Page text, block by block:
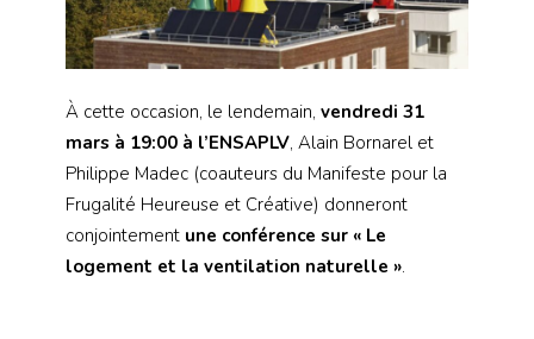
À cette occasion, le lendemain, vendredi 31
mars à 19:00 à l’ENSAPLV, Alain Bornarel et
Philippe Madec (coauteurs du Manifeste pour la
Frugalité Heureuse et Créative) donneront
conjointement une conférence sur « Le
logement et la ventilation naturelle ».